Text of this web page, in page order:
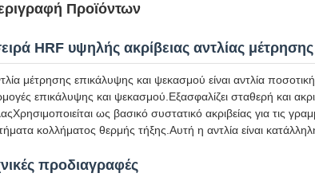
Προϊόντων
HRF υψηλής ακρίβειας αντλίας
μέτρησης επικάλυψης και ψεκασμού είναι αντλία
επικάλυψης και ψεκασμού.Εξασφαλίζει σταθερή και
ως βασικό συστατικό ακριβείας για τις
κολλήματος θερμής τήξης.Αυτή η αντλία είναι
προδιαγραφές